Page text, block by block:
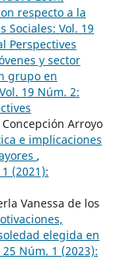
respecto a la
Sociales: Vol. 19
Perspectives
y sector
grupo en
19 Núm. 2:
Arroyo
e implicaciones
,
(2021):
Vanessa de los
elegida en
Núm. 1 (2023):